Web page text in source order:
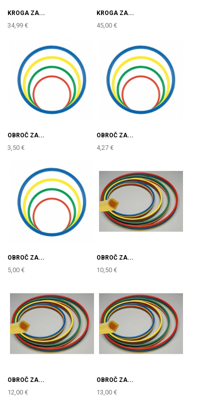
KROGA ZA...
34,99 €
KROGA ZA...
45,00 €
OBROČ ZA...
3,50 €
OBROČ ZA...
4,27 €
OBROČ ZA...
5,00 €
OBROČ ZA...
10,50 €
OBROČ ZA...
12,00 €
OBROČ ZA...
13,00 €